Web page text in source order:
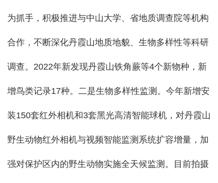
为抓手，积极推进与中山大学、省地质调查院等机构
合作，不断深化丹霞山地质地貌、生物多样性等科研
调查。2022年新发现丹霞山铁角蕨等4个新物种，新
增鸟类记录17种。二是生物多样性监测。 今年新增安
装150套红外相机和3套黑光高清智能球机，对丹霞山
野生动物红外相机与视频智能监测系统扩容增量，加
强对保护区内的野生动物实施全天候监测。目前拍摄